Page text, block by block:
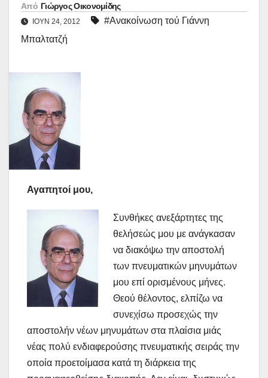
Από Γιώργος Οικονομίδης
ΙΟΎΝ 24, 2012
#Ανακοίνωση τού Γιάννη
Μπαλτατζή
Αγαπητοί μου,
Συνθήκες ανεξάρτητες της
θελήσεώς μου με ανάγκασαν
να διακόψω την αποστολή
των πνευματικών μηνυμάτων
μου επί ορισμένους μήνες.
Θεού θέλοντος, ελπίζω να
συνεχίσω προσεχώς την
αποστολήν νέων μηνυμάτων στα πλαίσια μιάς
νέας πολύ ενδιαφερούσης πνευματικής σειράς την
οποία προετοίμασα κατά τη διάρκεια της